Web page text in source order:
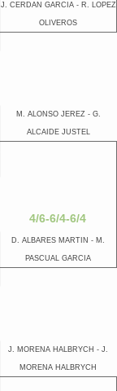
J. CERDAN GARCIA - R. LOPEZ
OLIVEROS
M. ALONSO JEREZ - G.
ALCAIDE JUSTEL
4/6-6/4-6/4
D. ALBARES MARTIN - M.
PASCUAL GARCIA
J. MORENA HALBRYCH - J.
MORENA HALBRYCH